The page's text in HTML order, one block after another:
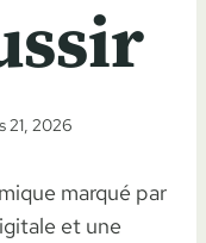
21, 2026
marqué par
et une